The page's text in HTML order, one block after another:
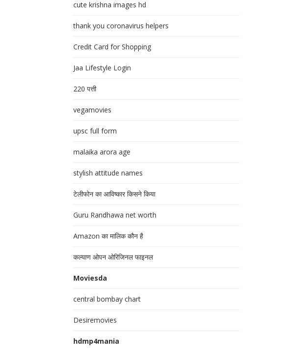
cute krishna images hd
thank you coronavirus helpers
Credit Card for Shopping
Jaa Lifestyle Login
220 पत्ती
vegamovies
upsc full form
malaika arora age
stylish attitude names
टेलीफोन का आविष्कार किसने किया
Guru Randhawa net worth
Amazon का मालिक कौन है
कल्याण ओपन ओरिजिनल फाइनल
Moviesda
central bombay chart
Desiremovies
hdmp4mania